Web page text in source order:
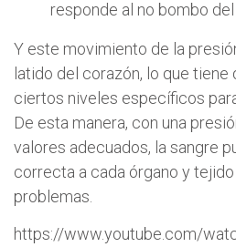
responde al no bombo del
Y este movimiento de la
latido del corazón, lo que tiene
ciertos niveles específicos
De esta manera, con una
valores adecuados, la sangre
correcta a cada órgano y
problemas.
https://www.youtube.com/